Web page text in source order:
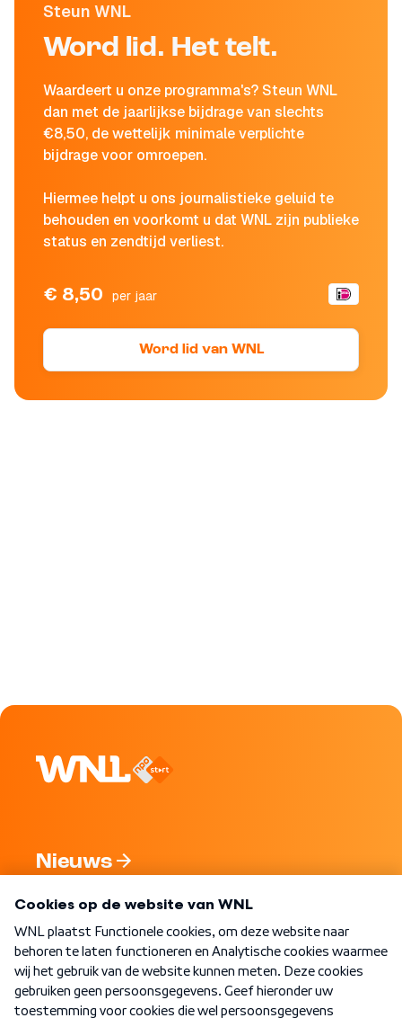
Steun WNL
Word lid. Het telt.
Waardeert u onze programma's? Steun WNL
dan met de jaarlijkse bijdrage van slechts
€8,50, de wettelijk minimale verplichte
bijdrage voor omroepen.
Hiermee helpt u ons journalistieke geluid te
behouden en voorkomt u dat WNL zijn publieke
status en zendtijd verliest.
€ 8,50 per jaar
Word lid van WNL
Nieuws
Nieuwsbrief
Word Lid